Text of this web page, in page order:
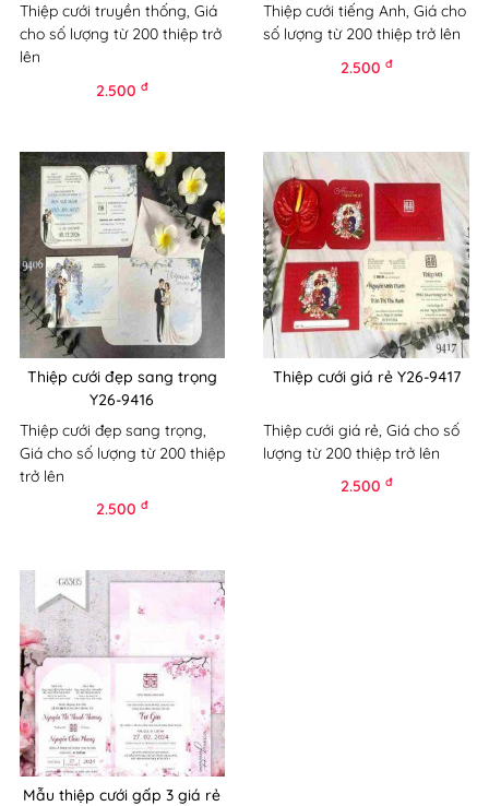
Thiệp cưới truyền thống, Giá
cho số lượng từ 200 thiệp trở
lên
2.500đ
Thiệp cưới tiếng Anh, Giá cho
số lượng từ 200 thiệp trở lên
2.500đ
Thiệp cưới đẹp sang trọng
Y26-9416
Thiệp cưới đẹp sang trọng,
Giá cho số lượng từ 200 thiệp
trở lên
2.500đ
Thiệp cưới giá rẻ Y26-9417
Thiệp cưới giá rẻ, Giá cho số
lượng từ 200 thiệp trở lên
2.500đ
Mẫu thiệp cưới gấp 3 giá rẻ